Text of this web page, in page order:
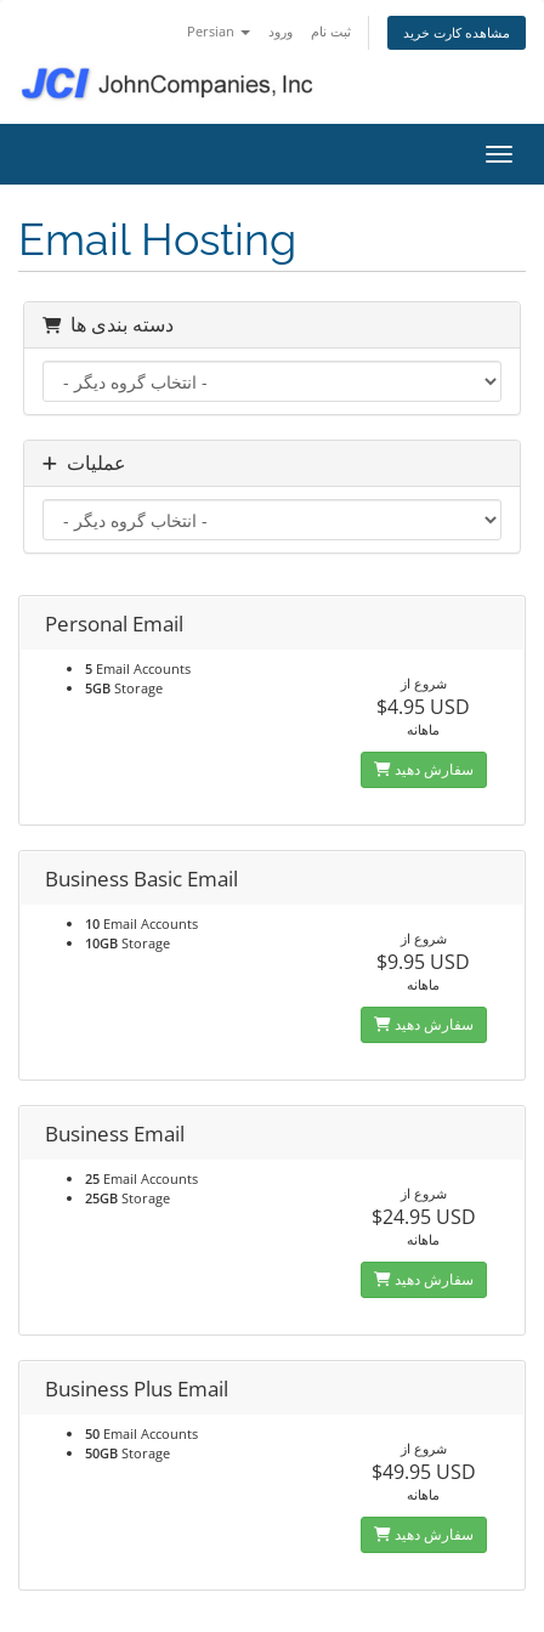
Persian ورود ثبت نام مشاهده کارت خرید
Email Hosting
دسته بندی ها
عملیات
Personal Email
5 Email Accounts
5GB Storage شروع از
$4.95 USD
ماهانه
سفارش دهید
Business Basic Email
10 Email Accounts
10GB Storage شروع از
$9.95 USD
ماهانه
سفارش دهید
Business Email
25 Email Accounts
25GB Storage شروع از
$24.95 USD
ماهانه
سفارش دهید
Business Plus Email
50 Email Accounts
50GB Storage شروع از
$49.95 USD
ماهانه
سفارش دهید